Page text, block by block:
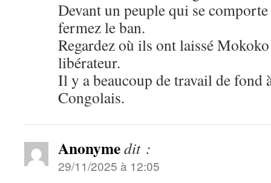
Devant un peuple qui se comporte
fermez le ban.
Regardez où ils ont laissé
libérateur.
Il y a beaucoup de travail de fond
Congolais.
Anonymedit :
29/11/2025 à 12:05